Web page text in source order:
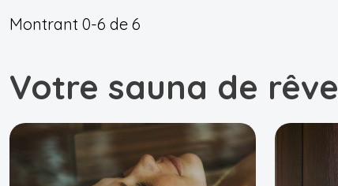
Montrant 0-6 de 6
Votre sauna de rêve